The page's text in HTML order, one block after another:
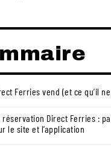
Ferries vend (et ce qu’il
réservation Direct Ferries :
le site et l’application